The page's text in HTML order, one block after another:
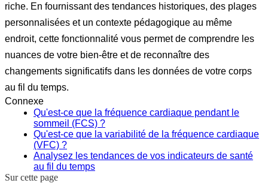
riche. En fournissant des tendances historiques, des plages
personnalisées et un contexte pédagogique au même
endroit, cette fonctionnalité vous permet de comprendre les
nuances de votre bien-être et de reconnaître des
changements significatifs dans les données de votre corps
au fil du temps.
Connexe
Qu'est-ce que la fréquence cardiaque pendant le
sommeil (FCS) ?
Qu'est-ce que la variabilité de la fréquence cardiaque
(VFC) ?
Analysez les tendances de vos indicateurs de santé
au fil du temps
Sur cette page